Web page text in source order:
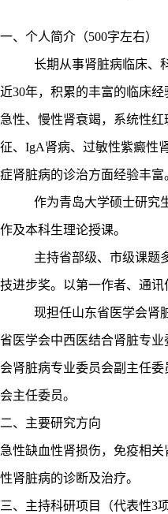
一、个人简介（500字左右）
长期从事肾脏病临床、
近30年，积累的丰富的临床经
急性、慢性肾衰竭，系统性
征、IgA肾病、过敏性紫癜性
症肾脏病的诊治方面经验丰富
作为青岛大学硕士研究
作及本科生理论授课。
主持省部级、市级课题
技进步奖。以第一作者、通讯
现担任山东省医学会肾
省医学会中西医结合肾脏专
会肾脏病专业委员会副主任
会主任委员。
二、主要研究方向
急性缺血性肾损伤，免疫相
性肾脏病的诊断及治疗。
三、主持科研项目（代表性3